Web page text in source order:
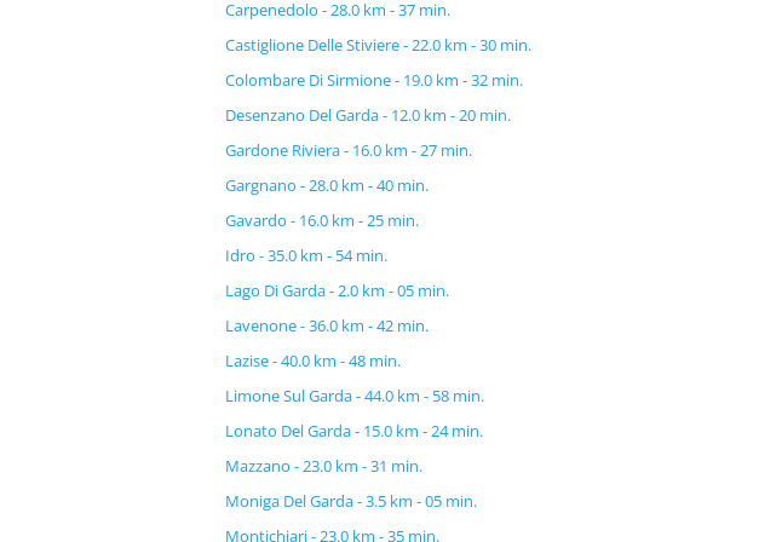
Carpenedolo - 28.0 km - 37 min.
Castiglione Delle Stiviere - 22.0 km - 30 min.
Colombare Di Sirmione - 19.0 km - 32 min.
Desenzano Del Garda - 12.0 km - 20 min.
Gardone Riviera - 16.0 km - 27 min.
Gargnano - 28.0 km - 40 min.
Gavardo - 16.0 km - 25 min.
Idro - 35.0 km - 54 min.
Lago Di Garda - 2.0 km - 05 min.
Lavenone - 36.0 km - 42 min.
Lazise - 40.0 km - 48 min.
Limone Sul Garda - 44.0 km - 58 min.
Lonato Del Garda - 15.0 km - 24 min.
Mazzano - 23.0 km - 31 min.
Moniga Del Garda - 3.5 km - 05 min.
Montichiari - 23.0 km - 35 min.